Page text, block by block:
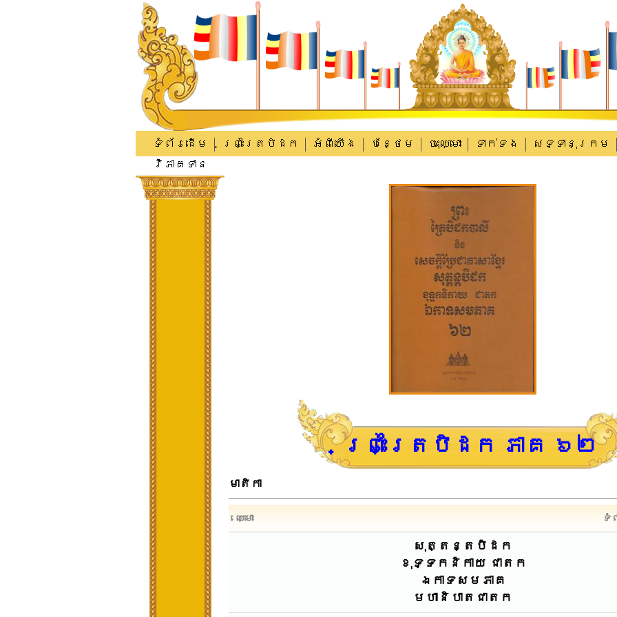
ទំព័រដើម ព្រះត្រៃបិដក អំពីយើង បន្ថែម ចុះឈ្មោះ ទាក់​ទង
សទ្ទានុក្រម
វិភាគទាន
ព្រះត្រៃបិដក ភាគ ៦២
មាតិកា
ឈ្មោះ ទំ
សុត្តន្តបិដក
ខុទ្ទកនិកាយ ជាតក
ឯកាទសមភាគ
មហានិបាតជាតក